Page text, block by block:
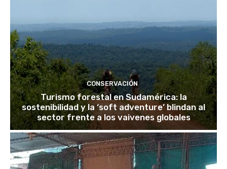
CONSERVACIÓN
Turismo forestal en Sudamérica: la
sostenibilidad y la ‘soft adventure’ blindan al
sector frente a los vaivenes globales